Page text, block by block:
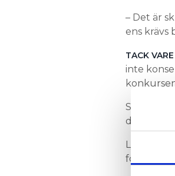
– Det är
ens krävs
TACK
inte
den
företaget